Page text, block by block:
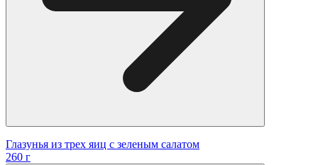
Глазунья из трех яиц с зеленым салатом
260 г